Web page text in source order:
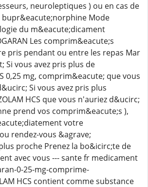
neuroleptiques ) ou en cas de
Mode
du m&eacute;dicament
Les comprim&eacute;s
pris pendant ou entre les repas Mar
Si vous avez pris plus de
0,25 mg, comprim&eacute; que vous
Si vous avez pris plus
HCS que vous n'auriez d&ucirc;
prend vos comprim&eacute;s ),
votre
rendez-vous &agrave;
proche Prenez la bo&icirc;te de
avec vous --- sante fr medicament
0-25-mg-comprime-
HCS contient comme substance